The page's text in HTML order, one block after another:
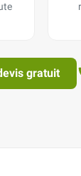
gratuit